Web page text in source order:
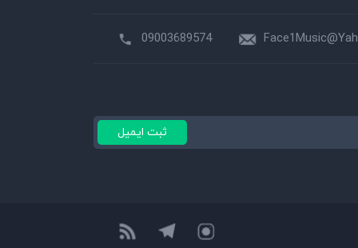
09003689574
ثبت ایمیل